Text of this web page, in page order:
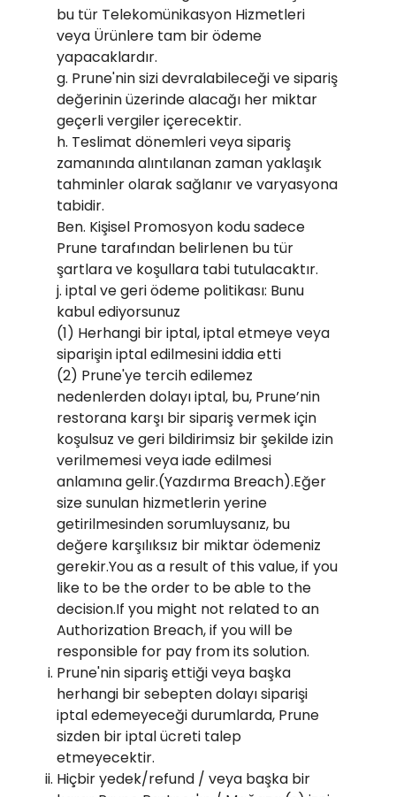
bu tür Telekomünikasyon Hizmetleri
veya Ürünlere tam bir ödeme
yapacaklardır.
g. Prune'nin sizi devralabileceği ve sipariş
değerinin üzerinde alacağı her miktar
geçerli vergiler içerecektir.
h. Teslimat dönemleri veya sipariş
zamanında alıntılanan zaman yaklaşık
tahminler olarak sağlanır ve varyasyona
tabidir.
Ben. Kişisel Promosyon kodu sadece
Prune tarafından belirlenen bu tür
şartlara ve koşullara tabi tutulacaktır.
j. iptal ve geri ödeme politikası: Bunu
kabul ediyorsunuz
(1) Herhangi bir iptal, iptal etmeye veya
siparişin iptal edilmesini iddia etti
(2) Prune'ye tercih edilemez
nedenlerden dolayı iptal, bu, Prune’nin
restorana karşı bir sipariş vermek için
koşulsuz ve geri bildirimsiz bir şekilde izin
verilmemesi veya iade edilmesi
anlamına gelir.(Yazdırma Breach).Eğer
size sunulan hizmetlerin yerine
getirilmesinden sorumluysanız, bu
değere karşılıksız bir miktar ödemeniz
gerekir.You as a result of this value, if you
like to be the order to be able to the
decision.If you might not related to an
Authorization Breach, if you will be
responsible for pay from its solution.
Prune'nin sipariş ettiği veya başka
herhangi bir sebepten dolayı siparişi
iptal edemeyeceği durumlarda, Prune
sizden bir iptal ücreti talep
etmeyecektir.
Hiçbir yedek/refund / veya başka bir